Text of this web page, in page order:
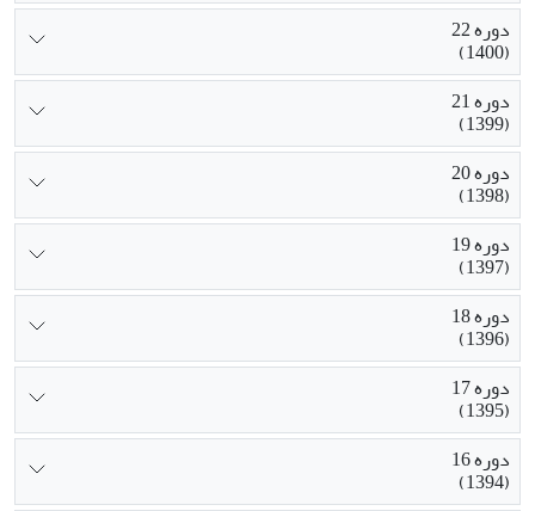
دوره 22
(1400)
دوره 21
(1399)
دوره 20
(1398)
دوره 19
(1397)
دوره 18
(1396)
دوره 17
(1395)
دوره 16
(1394)